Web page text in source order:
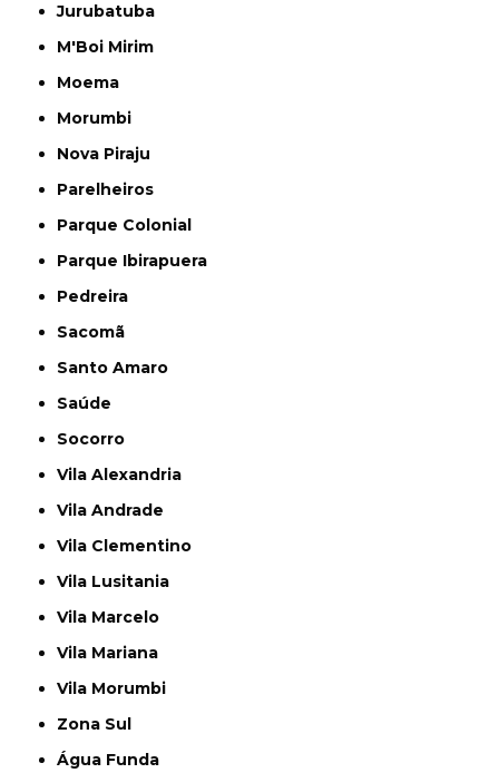
Jurubatuba
M'Boi Mirim
Moema
Morumbi
Nova Piraju
Parelheiros
Parque Colonial
Parque Ibirapuera
Pedreira
Sacomã
Santo Amaro
Saúde
Socorro
Vila Alexandria
Vila Andrade
Vila Clementino
Vila Lusitania
Vila Marcelo
Vila Mariana
Vila Morumbi
Zona Sul
Água Funda